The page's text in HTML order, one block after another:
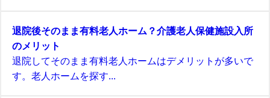
退院後そのまま有料老人ホーム？介護老人保健施設入所
のメリット
退院してそのまま有料老人ホームはデメリットが多いで
す。老人ホームを探す...